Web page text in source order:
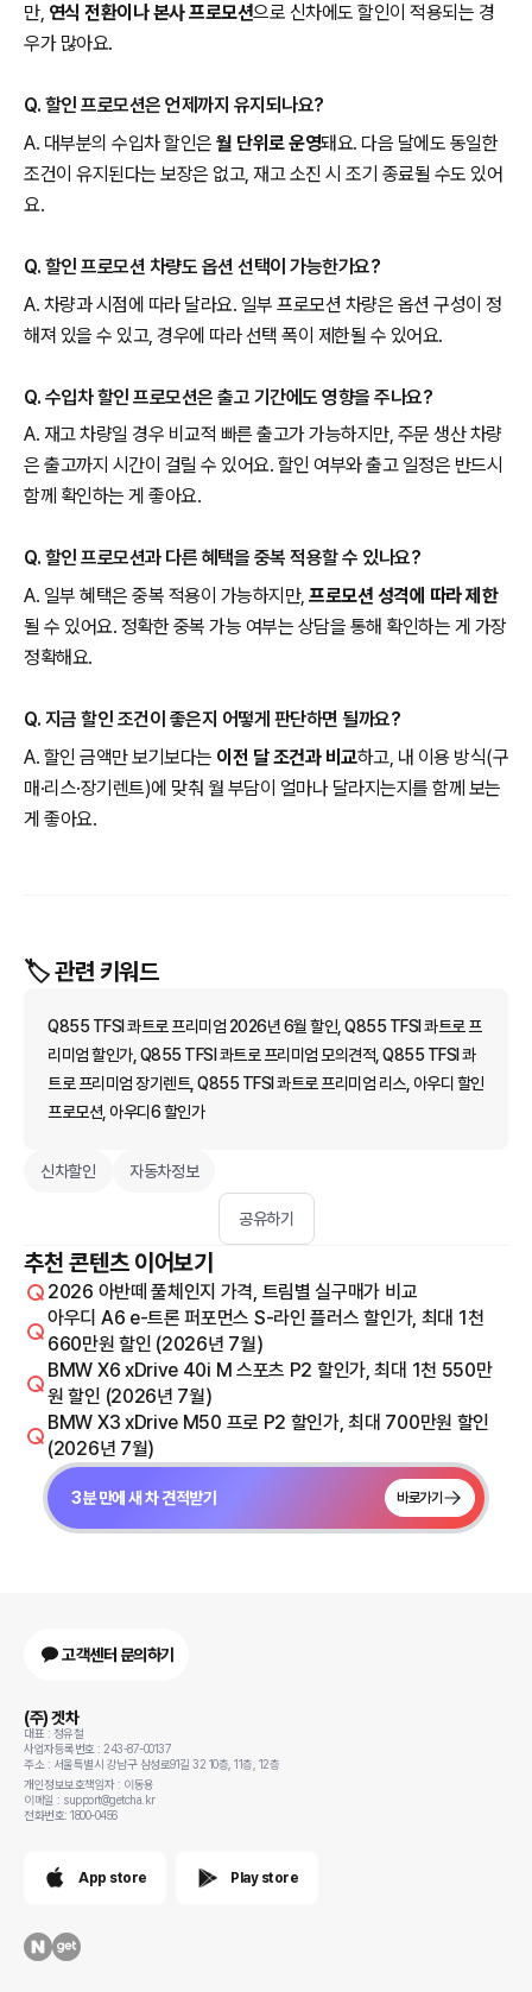
만, 연식 전환이나 본사 프로모션으로 신차에도 할인이 적용되는 경
우가 많아요.
Q. 할인 프로모션은 언제까지 유지되나요?
A. 대부분의 수입차 할인은 월 단위로 운영돼요. 다음 달에도 동일한
조건이 유지된다는 보장은 없고, 재고 소진 시 조기 종료될 수도 있어
요.
Q. 할인 프로모션 차량도 옵션 선택이 가능한가요?
A. 차량과 시점에 따라 달라요. 일부 프로모션 차량은 옵션 구성이 정
해져 있을 수 있고, 경우에 따라 선택 폭이 제한될 수 있어요.
Q. 수입차 할인 프로모션은 출고 기간에도 영향을 주나요?
A. 재고 차량일 경우 비교적 빠른 출고가 가능하지만, 주문 생산 차량
은 출고까지 시간이 걸릴 수 있어요. 할인 여부와 출고 일정은 반드시
함께 확인하는 게 좋아요.
Q. 할인 프로모션과 다른 혜택을 중복 적용할 수 있나요?
A. 일부 혜택은 중복 적용이 가능하지만, 프로모션 성격에 따라 제한
될 수 있어요. 정확한 중복 가능 여부는 상담을 통해 확인하는 게 가장
정확해요.
Q. 지금 할인 조건이 좋은지 어떻게 판단하면 될까요?
A. 할인 금액만 보기보다는 이전 달 조건과 비교하고, 내 이용 방식(구
매·리스·장기렌트)에 맞춰 월 부담이 얼마나 달라지는지를 함께 보는
게 좋아요.
🏷️ 관련 키워드
Q855 TFSI 콰트로 프리미엄 2026년 6월 할인, Q855 TFSI 콰트로 프
리미엄 할인가, Q855 TFSI 콰트로 프리미엄 모의견적, Q855 TFSI 콰
트로 프리미엄 장기렌트, Q855 TFSI 콰트로 프리미엄 리스, 아우디 할인
프로모션, 아우디6 할인가
신차할인 자동차정보
공유하기
추천 콘텐츠 이어보기
2026 아반떼 풀체인지 가격, 트림별 실구매가 비교
아우디 A6 e-트론 퍼포먼스 S-라인 플러스 할인가, 최대 1천
660만원 할인 (2026년 7월)
BMW X6 xDrive 40i M 스포츠 P2 할인가, 최대 1천 550만
원 할인 (2026년 7월)
BMW X3 xDrive M50 프로 P2 할인가, 최대 700만원 할인
(2026년 7월)
3분 만에 새 차 견적받기 바로가기
고객센터 문의하기
(주) 겟차
대표 : 정유철
사업자등록번호 : 243-87-00137
주소 : 서울특별시 강남구 삼성로91길 32 10층, 11층, 12층
개인정보보호책임자 : 이동용
이메일 : support@getcha.kr
전화번호: 1800-0456
App store Play store